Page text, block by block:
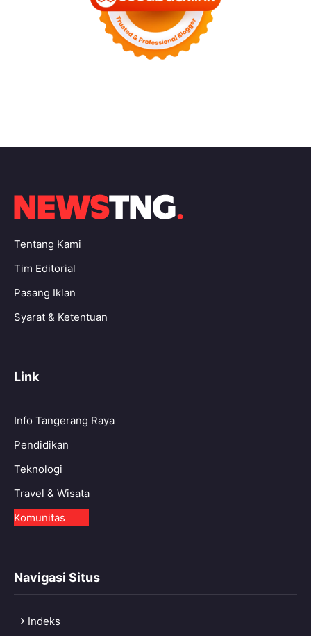
Tentang Kami
Tim Editorial
Pasang Iklan
Syarat & Ketentuan
Link
Info Tangerang Raya
Pendidikan
Teknologi
Travel & Wisata
Komunitas
Navigasi Situs
Indeks